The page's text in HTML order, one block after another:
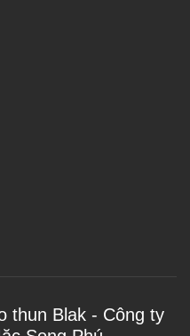
thun Blak - Công ty